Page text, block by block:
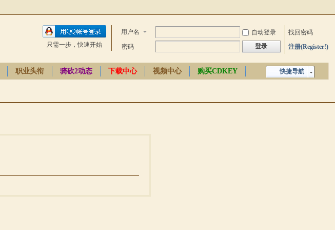
用户名 自动登录
找回密码
密码
登录 注册(Register!)
只需一步，快速开始
快捷导航
职业头衔 骑砍2动态 下载中心 视频中心
购买CDKEY